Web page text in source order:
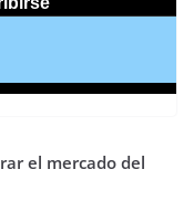
el mercado del